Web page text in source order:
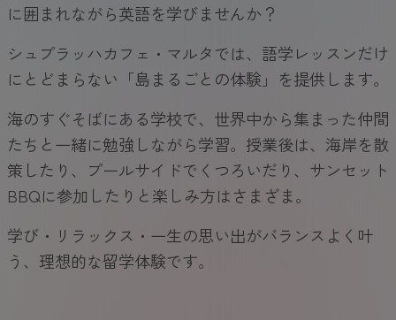
に囲まれながら英語を学びませんか？
シュプラッハカフェ・マルタでは、語学レッスンだけ
にとどまらない「島まるごとの体験」を提供します。
海のすぐそばにある学校で、世界中から集まった仲間
たちと一緒に勉強しながら学習。授業後は、海岸を散
策したり、プールサイドでくつろいだり、サンセット
BBQに参加したりと楽しみ方はさまざま。
学び・リラックス・一生の思い出がバランスよく叶
う、理想的な留学体験です。